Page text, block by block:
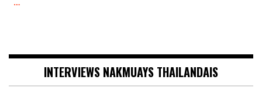
INTERVIEWS NAKMUAYS THAILANDAIS